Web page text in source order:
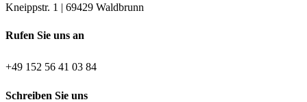
Kneippstr. 1 | 69429 Waldbrunn
Rufen Sie uns an
+49 152 56 41 03 84
Schreiben Sie uns